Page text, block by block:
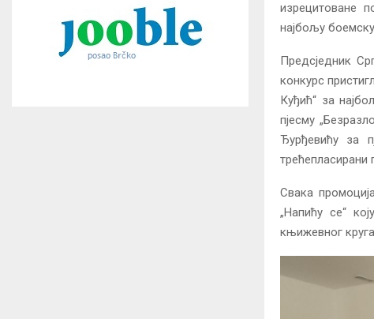
изрецитоване
најбољу боемску
Предсједник
конкурс
Куђић“ за
пјесму
Ђурђевићу за
трећепласирани
Свака
„Напићу се“
књижевног